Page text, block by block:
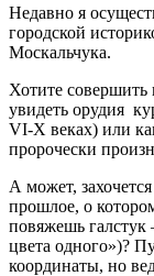
Недавно я
городской
Москальчука.
Хотите
увидеть орудия
VI-X веках) или
пророчески
А может,
прошлое, о
повяжешь галстук
цвета одного»)?
координаты, но